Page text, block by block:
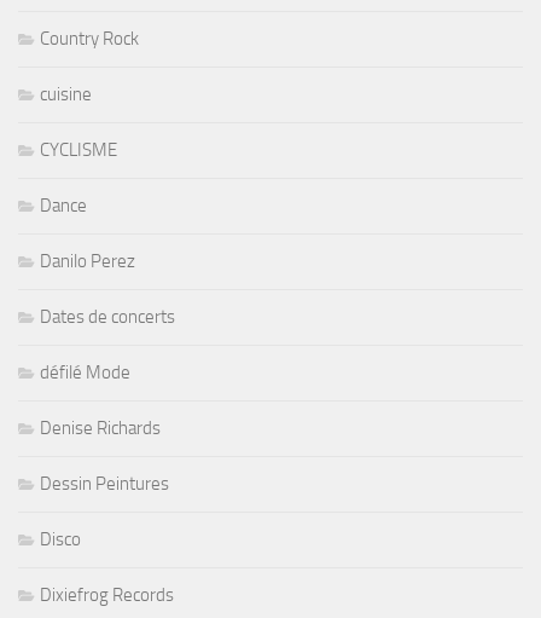
Country Rock
cuisine
CYCLISME
Dance
Danilo Perez
Dates de concerts
défilé Mode
Denise Richards
Dessin Peintures
Disco
Dixiefrog Records